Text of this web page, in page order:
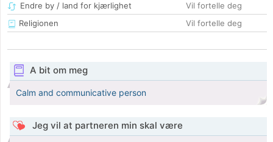
Endre by / land for kjærlighet
Vil fortelle deg
Religionen
Vil fortelle deg
A bit om meg
Calm and communicative person
Jeg vil at partneren min skal være